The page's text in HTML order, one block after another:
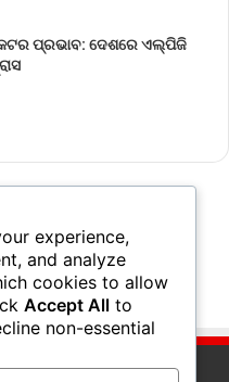
ପ୍ରଭାବ: ଦେଶରେ ଏଲ୍‌ପିଜି
experience,
and analyze
cookies to allow
Accept All to
non-essential